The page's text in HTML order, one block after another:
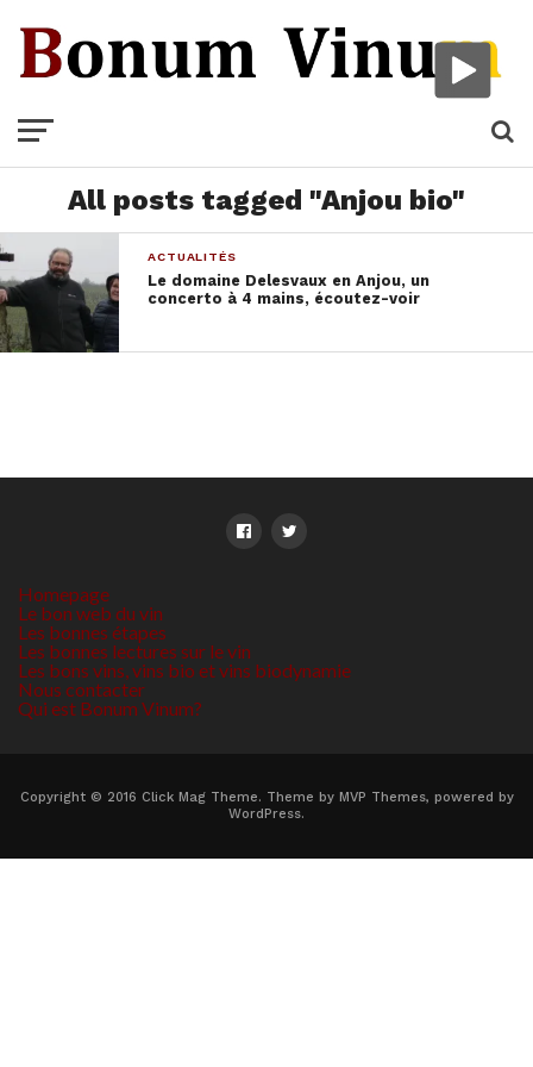
All posts tagged "Anjou bio"
ACTUALITÉS
Le domaine Delesvaux en Anjou, un
concerto à 4 mains, écoutez-voir
Homepage
Le bon web du vin
Les bonnes étapes
Les bonnes lectures sur le vin
Les bons vins, vins bio et vins biodynamie
Nous contacter
Qui est Bonum Vinum?
Copyright © 2016 Click Mag Theme. Theme by MVP Themes, powered by
WordPress.